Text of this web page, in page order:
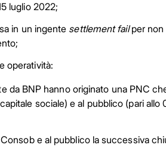
luglio 2022;
in un ingente settlement failper non
operatività:
da BNP hanno originato una PNC
sociale) e al pubblico (pari allo
e al pubblico la successiva